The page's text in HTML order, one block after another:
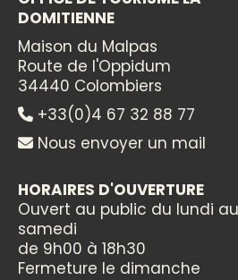
DOMITIENNE
Maison du Malpas
Route de l'Oppidum
34440 Colombiers
+33(0)4 67 32 88 77
Nous envoyer un mail
HORAIRES D'OUVERTURE
Ouvert au public du lundi au
samedi
de 9h00 à 18h30
Fermeture le dimanche